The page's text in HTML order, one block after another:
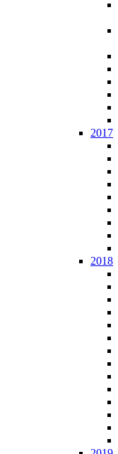
2017
2018